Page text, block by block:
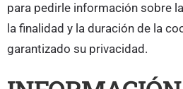
para pedirle información sobre
la finalidad y la duración de la
garantizado su privacidad.